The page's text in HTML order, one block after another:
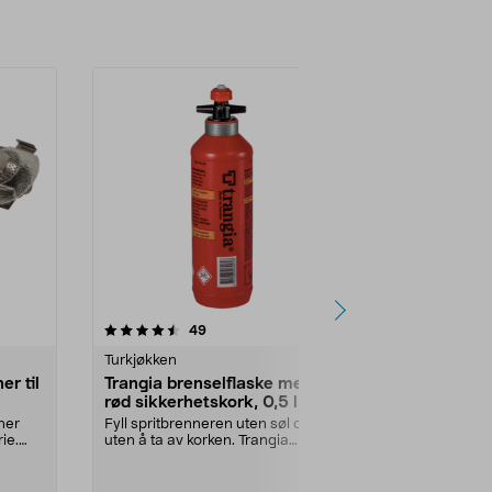
til
49anmeldelser
Turkjøkken
Trangia brenselflaske med
rød sikkerhetskork, 0,5 liter
Fyll spritbrenneren uten søl og
uten å ta av korken. Trangia
5.0av 5 stjerner